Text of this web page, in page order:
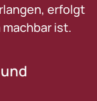
erfolgt
ist.